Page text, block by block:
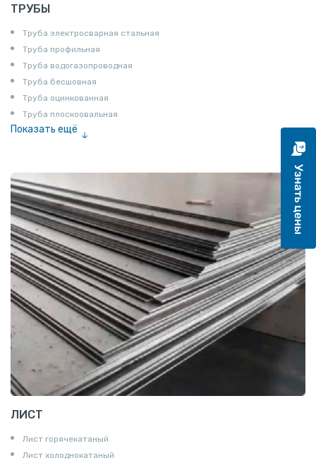
ТРУБЫ
Труба электросварная стальная
Труба профильная
Труба водогазопроводная
Труба бесшовная
Труба оцинкованная
Труба плоскоовальная
Показать ещё
ЛИСТ
Лист горячекатаный
Лист холоднокатаный